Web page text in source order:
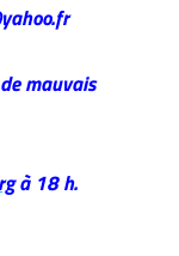
mauvais
à 18 h.